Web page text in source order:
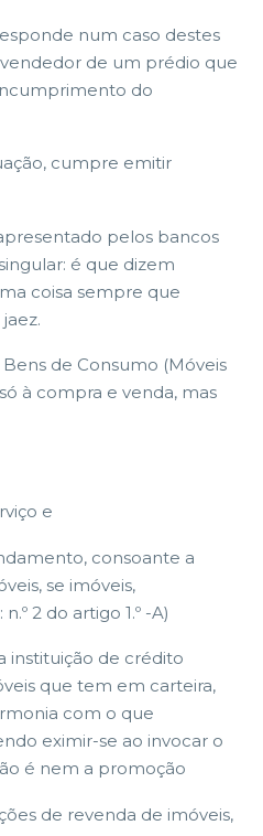
num caso destes
de um prédio que
do
cumpre emitir
pelos bancos
é que dizem
coisa sempre que
Bens de Consumo (Móveis
à compra e venda, mas
e
consoante a
se imóveis,
2 do artigo 1.º -A)
instituição de crédito
que tem em carteira,
com o que
eximir-se ao invocar o
é nem a promoção
de revenda de imóveis,